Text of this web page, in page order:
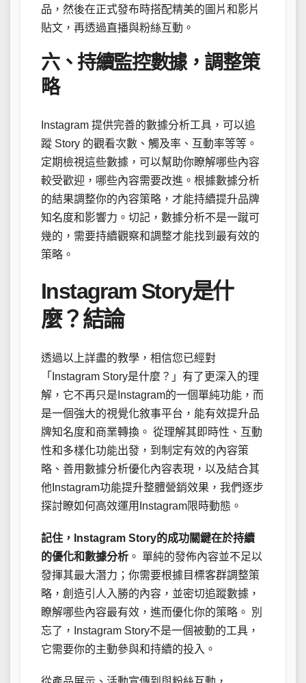
品，然後在正式發布時搭配精美的圖片和影片
貼文，再透過直播與粉絲互動。
六、持續監控數據，調整策
略
Instagram 提供完善的數據分析工具，可以追
蹤 Story 的觀看次數、觸及率、互動率等等。
定期檢視這些數據，可以幫助你瞭解哪些內容
較受歡迎，哪些內容需要改進。根據數據分析
的結果調整你的內容策略，才能持續提升品牌
知名度和影響力。切記，數據分析不是一蹴可
幾的，需要持續觀察和調整才能找到最有效的
策略。
Instagram Story是什
麼？結論
透過以上詳盡的教學，相信您已經對
「Instagram Story是什麼？」有了更深入的理
解，它不再只是Instagram的一個單純功能，而
是一個強大的視覺化敘事平台，能有效提升品
牌知名度和商業轉換。 從理解其即時性、互動
性和多樣化功能出發，到制定有效的內容策
略、善用數據分析優化內容表現，以及結合其
他Instagram功能提升整體營銷效果，我們逐步
探討瞭如何高效運用Instagram限時動態。
記住，Instagram Story的成功關鍵在於持續
的優化和數據分析 。 單純的發佈內容並不足以
發揮其最大潛力；你需要根據目標客群調整策
略，創造引人入勝的內容，並密切追蹤數據，
瞭解哪些內容最有效，進而優化你的策略。 別
忘了，Instagram Story不是一個被動的工具，
它需要你的主動參與和持續的投入。